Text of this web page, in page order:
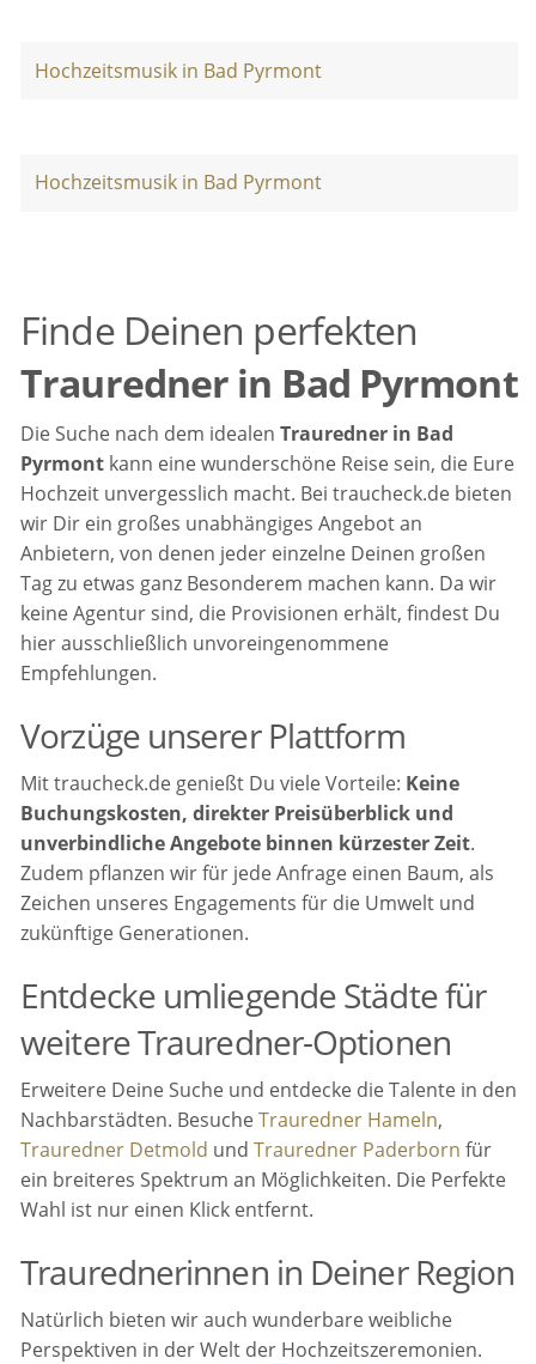
Hochzeitsmusik in Bad Pyrmont
Hochzeitsmusik in Bad Pyrmont
Finde Deinen perfekten
Trauredner in Bad Pyrmont
Die Suche nach dem idealenTrauredner in Bad
Pyrmont kann eine wunderschöne Reise sein, die Eure
Hochzeit unvergesslich macht. Bei traucheck.de bieten
wir Dir ein großes unabhängiges Angebot an
Anbietern, von denen jeder einzelne Deinen großen
Tag zu etwas ganz Besonderem machen kann. Da wir
keine Agentur sind, die Provisionen erhält, findest Du
hier ausschließlich unvoreingenommene
Empfehlungen.
Vorzüge unserer Plattform
Mit traucheck.de genießt Du viele Vorteile: Keine
Buchungskosten, direkter Preisüberblick und
unverbindliche Angebote binnen kürzester Zeit.
Zudem pflanzen wir für jede Anfrage einen Baum, als
Zeichen unseres Engagements für die Umwelt und
zukünftige Generationen.
Entdecke umliegende Städte für
weitere Trauredner-Optionen
Erweitere Deine Suche und entdecke die Talente in den
Nachbarstädten. BesucheTrauredner Hameln,
Trauredner Detmold undTrauredner Paderborn für
ein breiteres Spektrum an Möglichkeiten. Die Perfekte
Wahl ist nur einen Klick entfernt.
Traurednerinnen in Deiner Region
Natürlich bieten wir auch wunderbare weibliche
Perspektiven in der Welt der Hochzeitszeremonien.